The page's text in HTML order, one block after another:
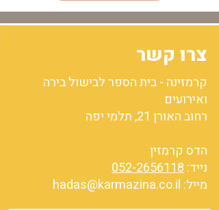
צרו קשר
קרמזינה - בית הספר לבישול בירה
ואירועים
רחוב האורן 21, תלמי יפה
הדס קרמזין
נייד:052-2656118
מייל: hadas@karmazina.co.il